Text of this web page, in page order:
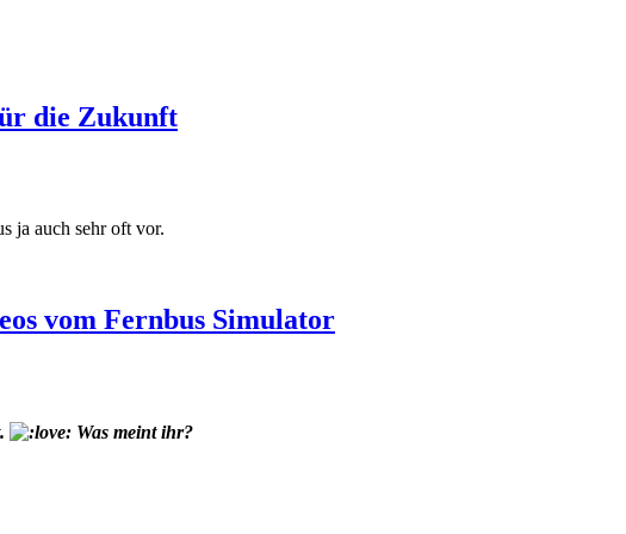
die Zukunft
ja auch sehr oft vor.
vom Fernbus Simulator
Was meint ihr?